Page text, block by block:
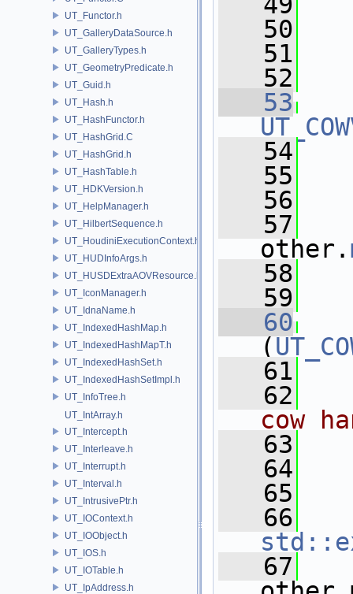
UT_Functor.h
UT_GalleryDataSource.h
UT_GalleryTypes.h
UT_GeometryPredicate.h
UT_Guid.h
UT_Hash.h
UT_HashFunctor.h
UT_HashGrid.C
UT_HashGrid.h
UT_HashTable.h
UT_HDKVersion.h
UT_HelpManager.h
UT_HilbertSequence.h
UT_HoudiniExecutionContext.h
UT_HUDInfoArgs.h
UT_HUSDExtraAOVResource.h
UT_IconManager.h
UT_IdnaName.h
UT_IndexedHashMap.h
UT_IndexedHashMapT.h
UT_IndexedHashSet.h
UT_IndexedHashSetImpl.h
UT_InfoTree.h
UT_IntArray.h
UT_Intercept.h
UT_Interleave.h
UT_Interrupt.h
UT_Interval.h
UT_IntrusivePtr.h
UT_IOContext.h
UT_IOObject.h
UT_IOS.h
UT_IOTable.h
UT_IpAddress.h
   50
   51
   52
   53
   54
   55
   56
   57
other.
   58
   59
   60
(
   61
   62
cow
   63
   64
   65
   66
   67